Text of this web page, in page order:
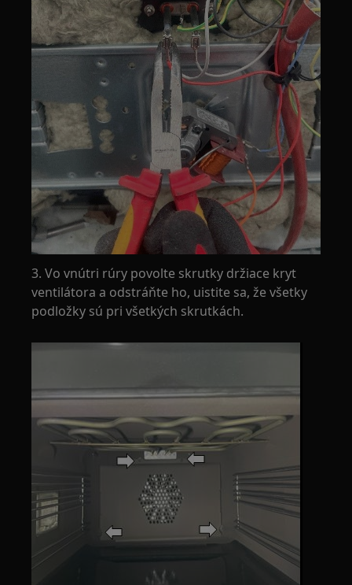
3. Vo vnútri rúry povolte skrutky držiace kryt
ventilátora a odstráňte ho, uistite sa, že všetky
podložky sú pri všetkých skrutkách.